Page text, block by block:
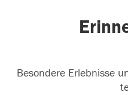
Besondere Erlebnisse